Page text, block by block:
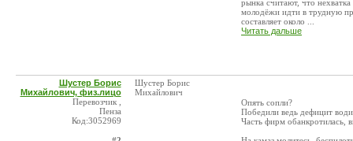
рынка считают, что
молодёжи идти в трудную
составляет около ...
Читать дальше
Шустер Борис
Михайлович, физ.лицо
Перевозчик ,
Пенза
Код:3052969
Шустер Борис
Михайлович
Опять сопли?
Победили ведь дефицит
Часть фирм обанкротилась,